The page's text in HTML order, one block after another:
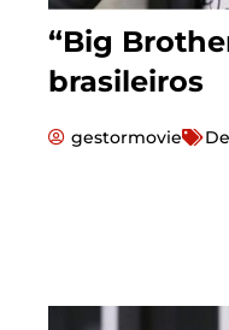
“Big
brasileiros
gestormovie